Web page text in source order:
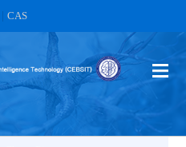
CAS